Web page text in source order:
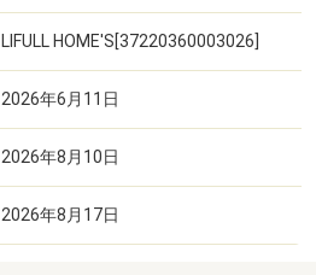
LIFULL HOME'S[37220360003026]
2026年6月11日
2026年8月10日
2026年8月17日